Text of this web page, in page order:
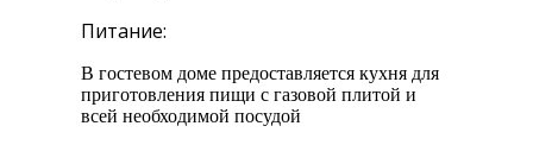
Питание:
В гостевом доме предоставляется кухня для
приготовления пищи с газовой плитой и
всей необходимой посудой